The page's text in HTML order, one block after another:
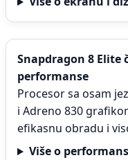
Snapdragon 8 Elite
performanse
Procesor sa osam
i Adreno 830
efikasnu obradu i
Više o